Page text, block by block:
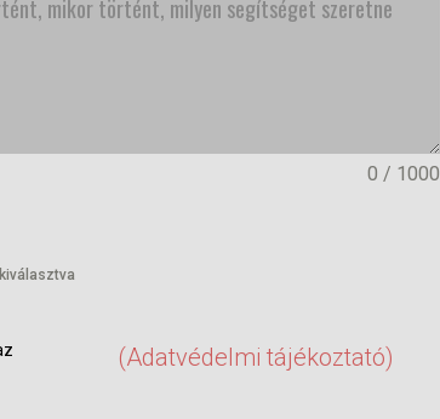
0 / 1000
(Adatvédelmi tájékoztató)